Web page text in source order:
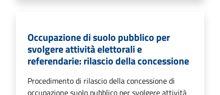
Occupazione di suolo pubblico per
svolgere attività elettorali e
referendarie: rilascio della concessione
Procedimento di rilascio della concessione di
occupazione suolo pubblico per svolgere attività